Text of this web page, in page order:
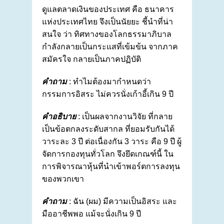
ดูแลตลาดเงินของประเทศ คือ ธนาคาร
แห่งประเทศไทย จึงเป็นนัยยะ ชี้นำที่น่า
สนใจ ว่า ทิศทางของโลกธรรมาภิบาล
กำลังกลายเป็นกระแสที่เข้มข้น จากภาค
สมัครใจ กลายเป็นภาคปฏิบัติ
คำถาม : ทำไมต้องมากำหนดว่า
กรรมการอิสระ ไม่ควรนั่งเก้าอี้เกิน 9 ปี
คำอธิบาย: เป็นผลจากงานวิจัย ที่กลาย
เป็นข้อตกลงระดับสากล ที่ยอมรับกันได้
วาระละ 3 ปี ต่อเนื่องกัน 3 วาระ คือ 9 ปี ผู้
จัดการกองทุนทั่วโลก จึงยึดเกณฑ์นี้ ใน
การพิจารณาหุ้นที่นำเข้าพอร์ตการลงทุน
ของพวกเขา
คำถาม: ฉัน (ผม) มีความเป็นอิสระ และ
มืออาชีพพอ แม้จะนั่งเกิน 9 ปี